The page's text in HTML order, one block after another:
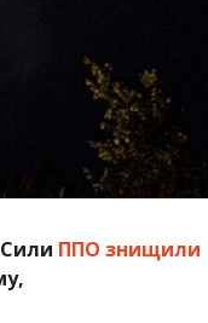
ППО знищили